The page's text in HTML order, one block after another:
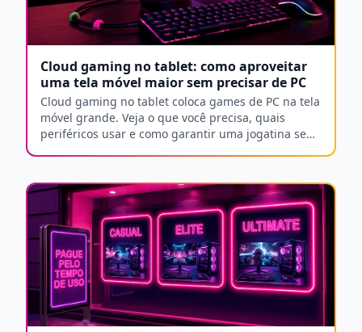
Cloud gaming no tablet: como aproveitar
uma tela móvel maior sem precisar de PC
Cloud gaming no tablet coloca games de PC na tela
móvel grande. Veja o que você precisa, quais
periféricos usar e como garantir uma jogatina sem